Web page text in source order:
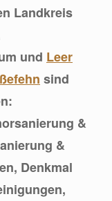
Landkreis
und Leer
sind
&
&
Denkmal